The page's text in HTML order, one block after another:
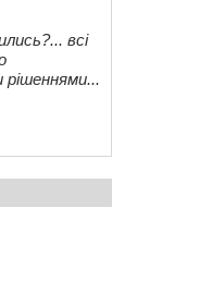
всі
рішеннями...